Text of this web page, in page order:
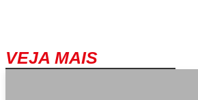
VEJA MAIS